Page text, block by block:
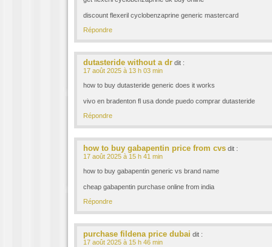
discount flexeril cyclobenzaprine generic mastercard
Répondre
dutasteride without a dr dit :
17 août 2025 à 13 h 03 min
how to buy dutasteride generic does it works
vivo en bradenton fl usa donde puedo comprar dutasteride
Répondre
how to buy gabapentin price from cvs dit :
17 août 2025 à 15 h 41 min
how to buy gabapentin generic vs brand name
cheap gabapentin purchase online from india
Répondre
purchase fildena price dubai dit :
17 août 2025 à 15 h 46 min